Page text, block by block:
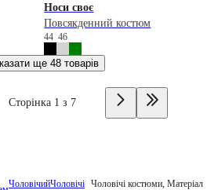
Носи своє
Повсякденний костюм
4446
ще 48 товарів
Сторінка 1 з 7
ЧоловічийЧоловічі Чоловічі костюми, Матеріал